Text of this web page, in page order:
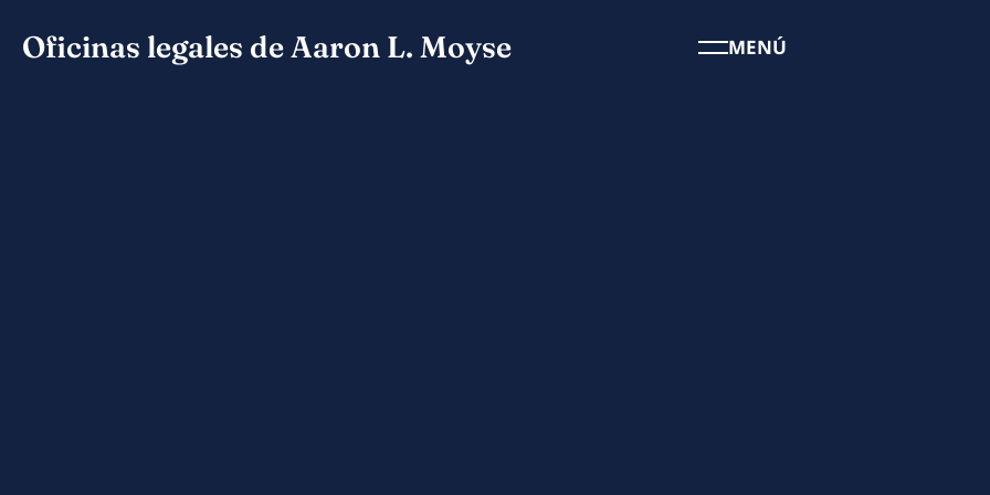
Oficinas legales de Aaron L. Moyse MENÚ